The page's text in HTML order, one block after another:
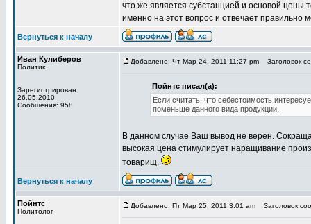
что же является субстанцией и основой цены
именно на этот вопрос и отвечает
Вернуться к началу
Иван Кулиберов
Политик
Зарегистрирован:
26.05.2010
Сообщения: 958
Добавлено: Чт Мар 24, 2011 11:27 pm Заголовок
Пойнтс писал(а):
Если считать, что себестоимость
поменьше данного вида продукции.
В данном случае Ваш вывод не верен.
высокая цена стимулирует наращивание
товарищ.
Вернуться к началу
Пойнтс
Политолог
Добавлено: Пт Мар 25, 2011 3:01 am Заголовок